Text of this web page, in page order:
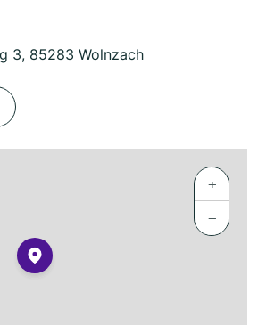
3, 85283 Wolnzach
+
−